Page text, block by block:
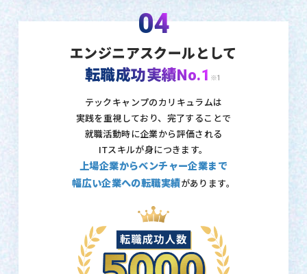
04
エンジニアスクールとして
転職成功実績No.1 ※1
テックキャンプのカリキュラムは
実践を重視しており、 完了することで
就職活動時に企業から評価される
ITスキルが身につきます。
上場企業からベンチャー企業まで
幅広い企業への転職実績があります。